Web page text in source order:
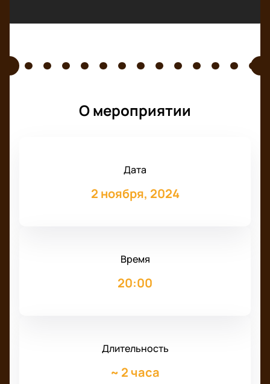
О мероприятии
Дата
2 ноября, 2024
Время
20:00
Длительность
~ 2 часа